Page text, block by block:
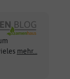
mehr...